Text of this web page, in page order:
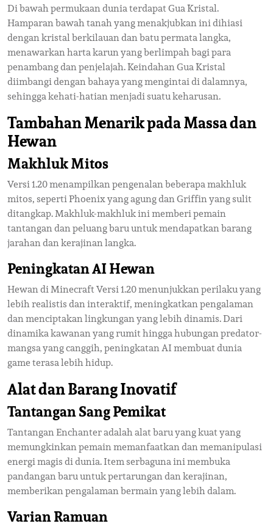
Di bawah permukaan dunia terdapat Gua Kristal.
Hamparan bawah tanah yang menakjubkan ini dihiasi
dengan kristal berkilauan dan batu permata langka,
menawarkan harta karun yang berlimpah bagi para
penambang dan penjelajah. Keindahan Gua Kristal
diimbangi dengan bahaya yang mengintai di dalamnya,
sehingga kehati-hatian menjadi suatu keharusan.
Tambahan Menarik pada Massa dan
Hewan
Makhluk Mitos
Versi 1.20 menampilkan pengenalan beberapa makhluk
mitos, seperti Phoenix yang agung dan Griffin yang sulit
ditangkap. Makhluk-makhluk ini memberi pemain
tantangan dan peluang baru untuk mendapatkan barang
jarahan dan kerajinan langka.
Peningkatan AI Hewan
Hewan di Minecraft Versi 1.20 menunjukkan perilaku yang
lebih realistis dan interaktif, meningkatkan pengalaman
dan menciptakan lingkungan yang lebih dinamis. Dari
dinamika kawanan yang rumit hingga hubungan predator-
mangsa yang canggih, peningkatan AI membuat dunia
game terasa lebih hidup.
Alat dan Barang Inovatif
Tantangan Sang Pemikat
Tantangan Enchanter adalah alat baru yang kuat yang
memungkinkan pemain memanfaatkan dan memanipulasi
energi magis di dunia. Item serbaguna ini membuka
pandangan baru untuk pertarungan dan kerajinan,
memberikan pengalaman bermain yang lebih dalam.
Varian Ramuan